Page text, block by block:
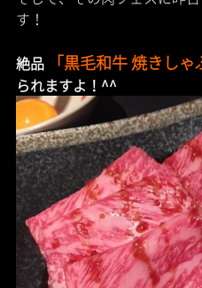
す！
絶品「黒毛和牛 焼きしゃ
られますよ！^^